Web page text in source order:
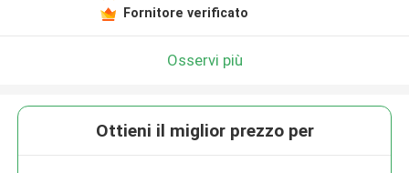
Fornitore verificato
Osservi più
Ottieni il miglior prezzo per